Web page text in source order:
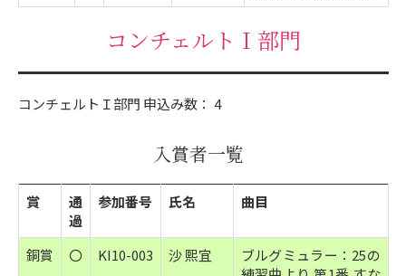
コンチェルトＩ部門
コンチェルトＩ部門 申込み数： 4
入賞者一覧
賞
通
過
参加番号 氏名 曲目
銅賞 〇 KI10-003 沙 熙宜
ブルグミュラー：25の